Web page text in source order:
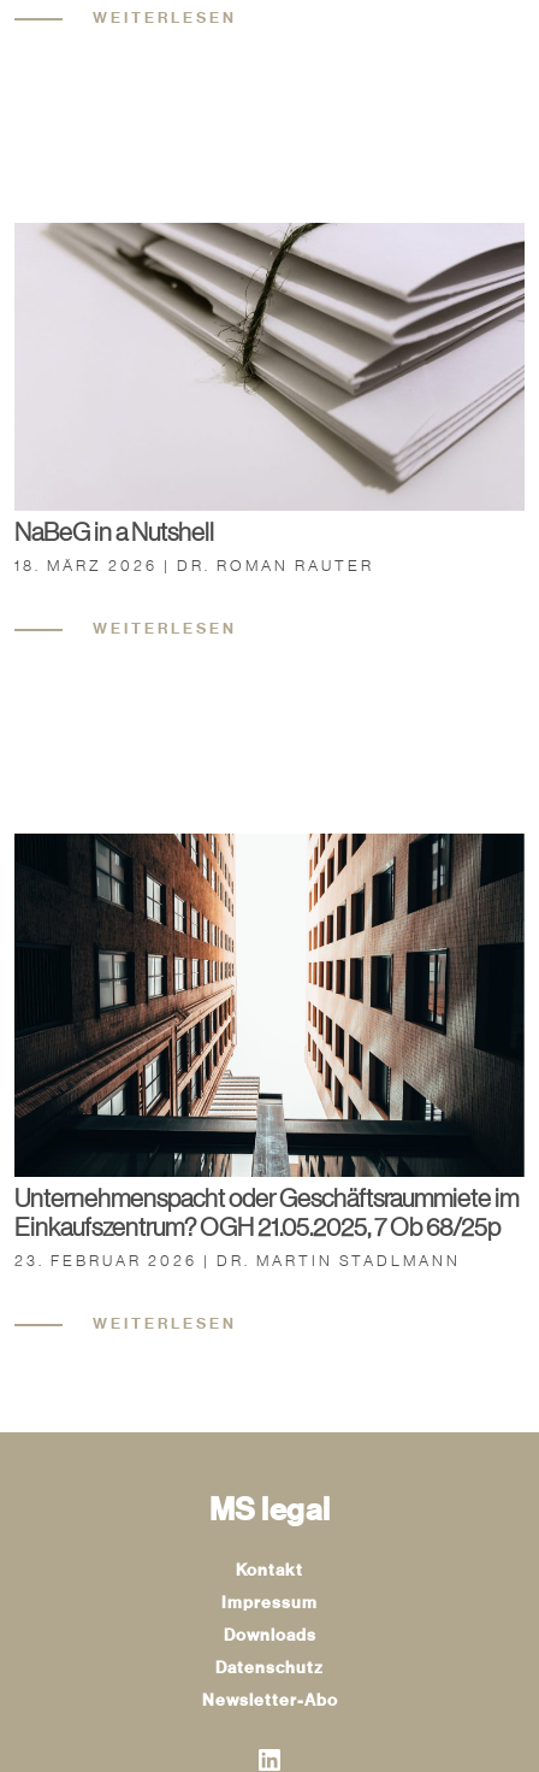
WEITERLESEN
NaBeG in a Nutshell
18. MÄRZ 2026 | DR. ROMAN RAUTER
WEITERLESEN
Unternehmenspacht oder Geschäftsraummiete im
Einkaufszentrum? OGH 21.05.2025, 7 Ob 68/25p
23. FEBRUAR 2026 | DR. MARTIN STADLMANN
WEITERLESEN
MS legal
Kontakt
Impressum
Downloads
Datenschutz
Newsletter-Abo